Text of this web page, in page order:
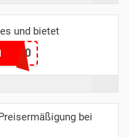
und bietet
bei